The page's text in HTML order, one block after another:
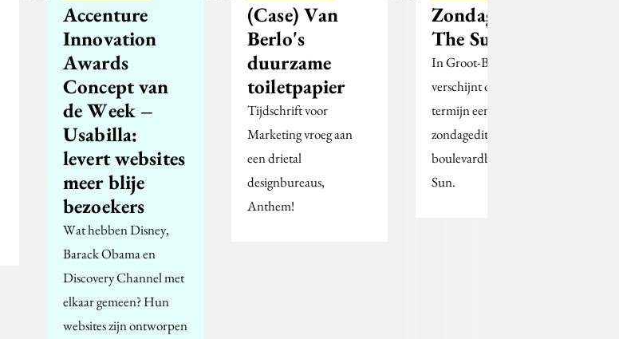
Accenture
Innovation
Awards
Concept van
de Week –
Usabilla:
levert websites
meer blije
bezoekers
Wat hebben Disney,
Barack Obama en
Discovery Channel met
elkaar gemeen? Hun
websites zijn ontworpen
(Case) Van
Berlo's
duurzame
toiletpapier
Tijdschrift voor
Marketing vroeg aan
een drietal
designbureaus,
Anthem!
Zondageditie
The Sun
In Groot-Brittannië
verschijnt op korte
termijn een
zondageditie van
boulevardblad The
Sun.